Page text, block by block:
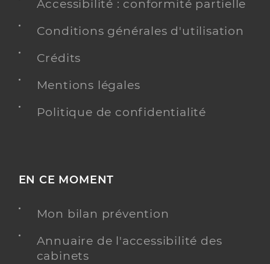
Accessibilité : conformité partielle
Conditions générales d'utilisation
Crédits
Mentions légales
Politique de confidentialité
EN CE MOMENT
Mon bilan prévention
Annuaire de l'accessibilité des
cabinets